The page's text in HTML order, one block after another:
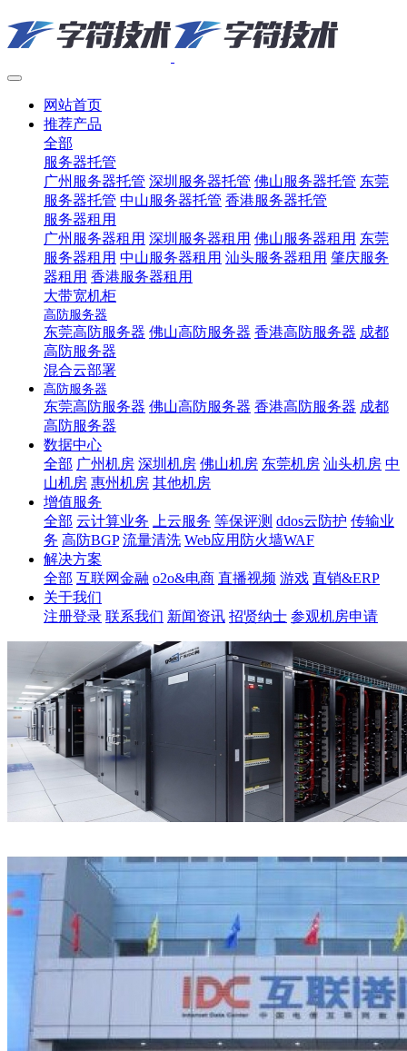
网站首页
推荐产品
全部
服务器托管
广州服务器托管 深圳服务器托管 佛山服务器托管 东莞
服务器托管 中山服务器托管 香港服务器托管
服务器租用
广州服务器租用 深圳服务器租用 佛山服务器租用 东莞
服务器租用 中山服务器租用 汕头服务器租用 肇庆服务
器租用 香港服务器租用
大带宽机柜
高防服务器
东莞高防服务器 佛山高防服务器 香港高防服务器 成都
高防服务器
混合云部署
高防服务器
东莞高防服务器 佛山高防服务器 香港高防服务器 成都
高防服务器
数据中心
全部 广州机房 深圳机房 佛山机房 东莞机房 汕头机房 中
山机房 惠州机房 其他机房
增值服务
全部 云计算业务 上云服务 等保评测 ddos云防护 传输业
务 高防BGP 流量清洗 Web应用防火墙WAF
解决方案
全部 互联网金融 o2o&电商 直播视频 游戏 直销&ERP
关于我们
注册登录 联系我们 新闻资讯 招贤纳士 参观机房申请